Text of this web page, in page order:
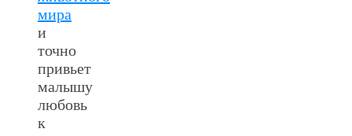
мира
и
точно
привьет
малышу
любовь
к